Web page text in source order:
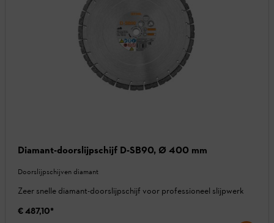
Diamant-doorslijpschijf D-SB90, Ø 400 mm
Doorslijpschijven diamant
Zeer snelle diamant-doorslijpschijf voor professioneel slijpwerk
€ 487,10*